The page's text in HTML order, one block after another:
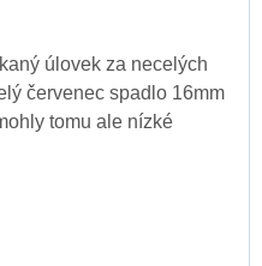
úlovek za necelých
červenec spadlo 16mm
tomu ale nízké